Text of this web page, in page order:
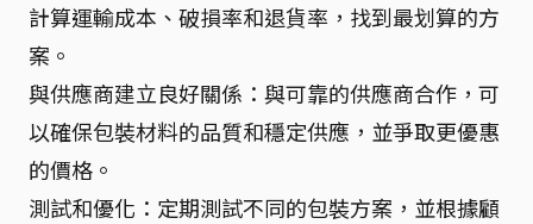
計算運輸成本、破損率和退貨率，找到最划算的方
案。
與供應商建立良好關係：與可靠的供應商合作，可
以確保包裝材料的品質和穩定供應，並爭取更優惠
的價格。
測試和優化：定期測試不同的包裝方案，並根據顧